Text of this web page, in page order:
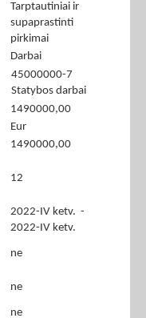
Tarptautiniai ir
supaprastinti
pirkimai
Darbai
45000000-7
Statybos darbai
1490000,00
Eur
1490000,00
12
2022-IV ketv. -
2022-IV ketv.
ne
ne
ne